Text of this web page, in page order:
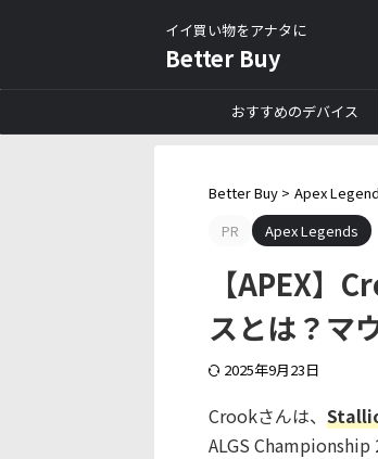
イイ買い物をアナタに
Better Buy
おすすめのデバイス
Better Buy > Apex
PR
Apex Legends
【APEX】
スとは？マ
2025年9月23日
Crookさんは、
ALGS Championship